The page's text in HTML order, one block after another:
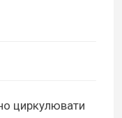
циркулювати